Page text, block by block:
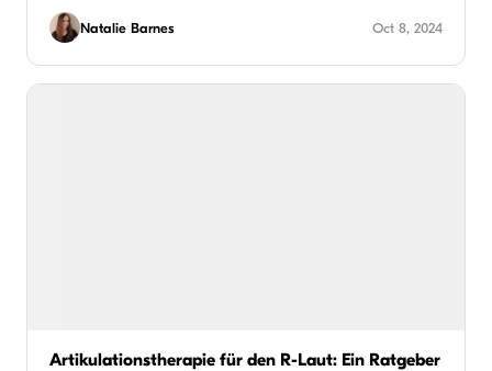
Natalie Barnes Oct 8, 2024
Artikulationstherapie für den R-Laut: Ein Ratgeber